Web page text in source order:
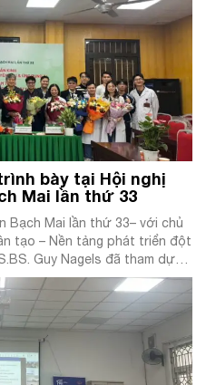
bày tại Hội nghị
Mai lần thứ 33
Bạch Mai lần thứ 33– với chủ
tạo – Nền tảng phát triển đột
Guy Nagels đã tham dự
bày hai báo cáo […]